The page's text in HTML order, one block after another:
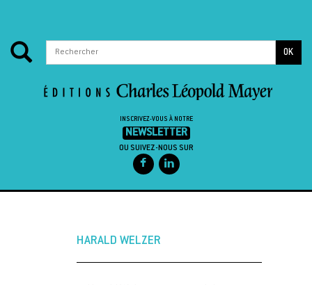
OK
INSCRIVEZ-VOUS À NOTRE
NEWSLETTER
OU SUIVEZ-NOUS SUR
HARALD WELZER